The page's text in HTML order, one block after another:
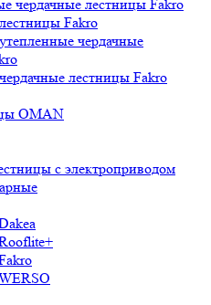
чердачные лестницы Fakro
Fakro
чердачные
лестницы Fakro
OMAN
с электроприводом